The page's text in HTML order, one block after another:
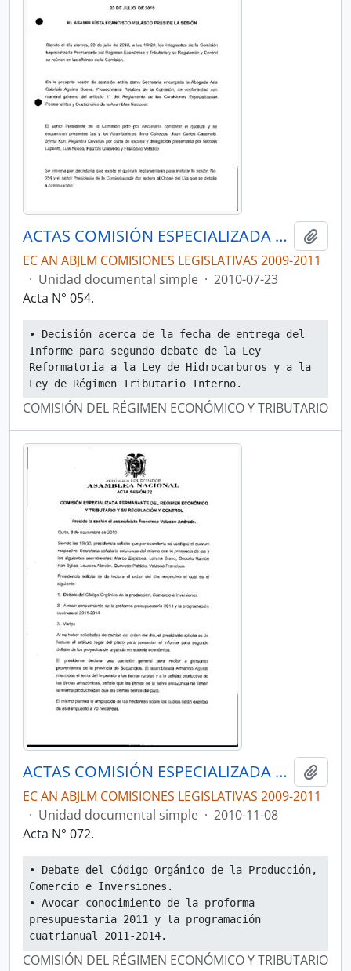
ACTAS COMISIÓN ESPECIALIZADA PERMANENTE DEL RÉGIMEN ECONÓMICO Y TRIBUTARIO Y SU REGULACIÓN Y CONTROL
EC AN ABJLM COMISIONES LEGISLATIVAS 2009-2011
· Unidad documental simple · 2010-07-23
Acta N° 054.
• Decisión acerca de la fecha de entrega del
Informe para segundo debate de la Ley
Reformatoria a la Ley de Hidrocarburos y a la
Ley de Régimen Tributario Interno.
COMISIÓN DEL RÉGIMEN ECONÓMICO Y TRIBUTARIO
ACTAS COMISIÓN ESPECIALIZADA PERMANENTE DEL RÉGIMEN ECONÓMICO Y TRIBUTARIO Y SU REGULACIÓN Y CONTROL
EC AN ABJLM COMISIONES LEGISLATIVAS 2009-2011
· Unidad documental simple · 2010-11-08
Acta N° 072.
• Debate del Código Orgánico de la Producción,
Comercio e Inversiones.
• Avocar conocimiento de la proforma
presupuestaria 2011 y la programación
cuatrianual 2011-2014.
COMISIÓN DEL RÉGIMEN ECONÓMICO Y TRIBUTARIO